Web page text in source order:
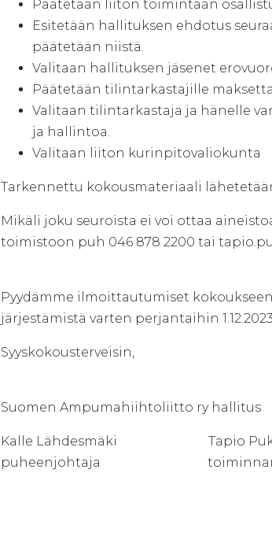
Päätetään liiton toimintaan
Esitetään hallituksen ehdotus
päätetään niistä.
Valitaan hallituksen jäsenet
Päätetään tilintarkastajille
Valitaan tilintarkastaja ja hänelle
ja hallintoa.
Valitaan liiton kurinpitovaliokunta
Tarkennettu kokousmateriaali
Mikäli joku seuroista ei voi ottaa
toimistoon puh 046 878 2200 tai
Pyydämme ilmoittautumiset
järjestämistä varten perjantaihin
Syyskokousterveisin,
Suomen Ampumahiihtoliitto ry hallitus
Kalle Lähdesmäki Tapio
puheenjohtaja